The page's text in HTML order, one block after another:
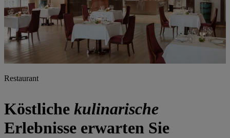
Restaurant
Köstliche kulinarische
Erlebnisse erwarten Sie